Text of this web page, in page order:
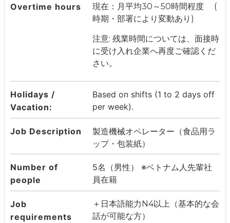
Overtime hours
現在：月平均30～50時間程度 (
時期・部署により変動あり)
注意: 残業時間については、面接時
に受け入れ企業へ再度ご確認くだ
さい。
Holidays /
Vacation:
Based on shifts (1 to 2 days off
per week).
Job Description
製造機械オペレーター（食品用ラ
ップ・包装紙）
Number of
people
5名（男性） ※ベトナム人先輩社
員在籍
Job
requirements
＋日本語能力N4以上（基本的な会
話が可能な方）